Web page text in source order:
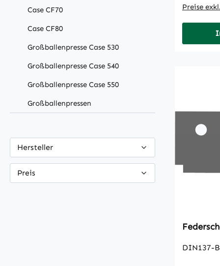
Case CF70
Case CF80
Großballenpresse Case 530
Großballenpresse Case 540
Großballenpresse Case 550
Großballenpressen
Hersteller
Preis
Preise
DIN137-